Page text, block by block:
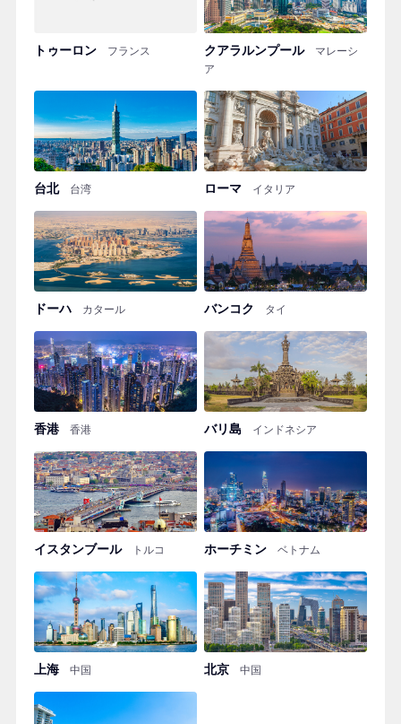
トゥーロン フランス クアラルンプール
マレーシ
ア
台北 台湾 ローマ イタリア
ドーハ カタール バンコク タイ
香港 香港 バリ島 インドネシア
イスタンブール トルコ ホーチミン ベトナム
上海 中国 北京 中国